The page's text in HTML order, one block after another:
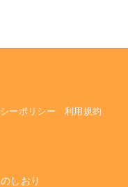
ーポリシー 利用規約
しおり